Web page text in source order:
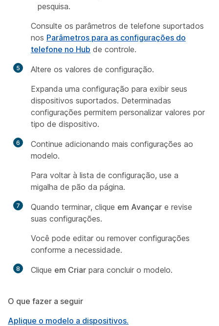
pesquisa.
Consulte os parâmetros de telefone suportados
nos Parâmetros para as configurações do
telefone no Hub de controle.
5
Altere os valores de configuração.
Expanda uma configuração para exibir seus
dispositivos suportados. Determinadas
configurações permitem personalizar valores por
tipo de dispositivo.
6
Continue adicionando mais configurações ao
modelo.
Para voltar à lista de configuração, use a
migalha de pão da página.
7 Quando terminar, clique em Avançar e revise
suas configurações.
Você pode editar ou remover configurações
conforme a necessidade.
8 Clique em Criar para concluir o modelo.
O que fazer a seguir
Aplique o modelo a dispositivos.